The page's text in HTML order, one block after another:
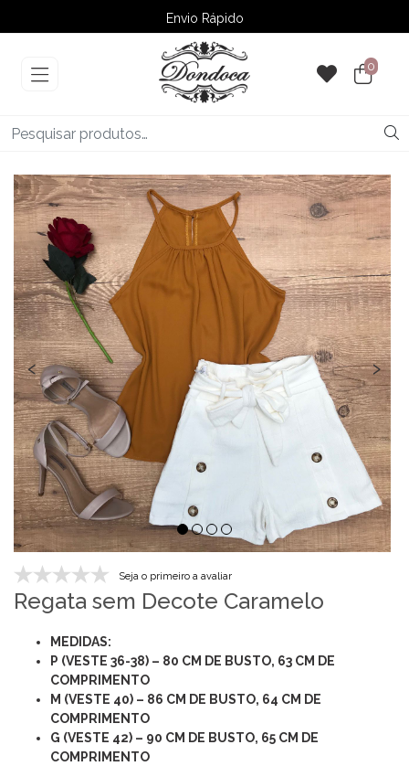
Envio Rápido
➚ Ofertas– Até 60% OFF
0
‹ ›
Seja o primeiro a avaliar
Regata sem Decote Caramelo
MEDIDAS:
P (VESTE 36-38) – 80 CM DE BUSTO, 63 CM DE
COMPRIMENTO
M (VESTE 40) – 86 CM DE BUSTO, 64 CM DE
COMPRIMENTO
G (VESTE 42) – 90 CM DE BUSTO, 65 CM DE
COMPRIMENTO